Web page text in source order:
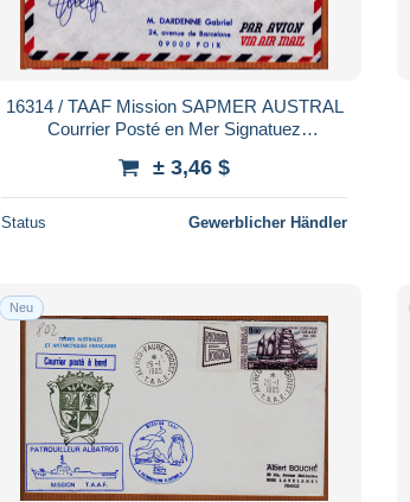
16314 / TAAF Mission SAPMER AUSTRAL
Courrier Posté en Mer Signatuez
CROZET
± 3,46 $
Status Gewerblicher Händler
Neu